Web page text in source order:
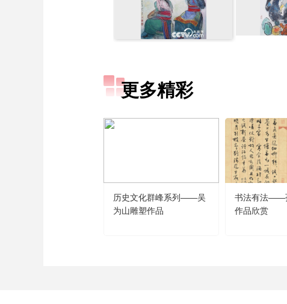
更多精彩
历史文化群峰系列——吴
为山雕塑作品
书法有法——
作品欣赏